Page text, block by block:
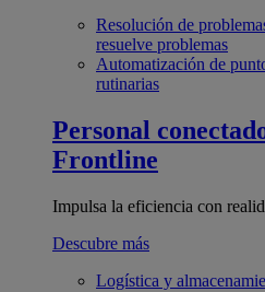
Resolución de
resuelve problemas
Automatización de
rutinarias
Personal
Frontline
Impulsa la eficiencia con
Descubre más
Logística y